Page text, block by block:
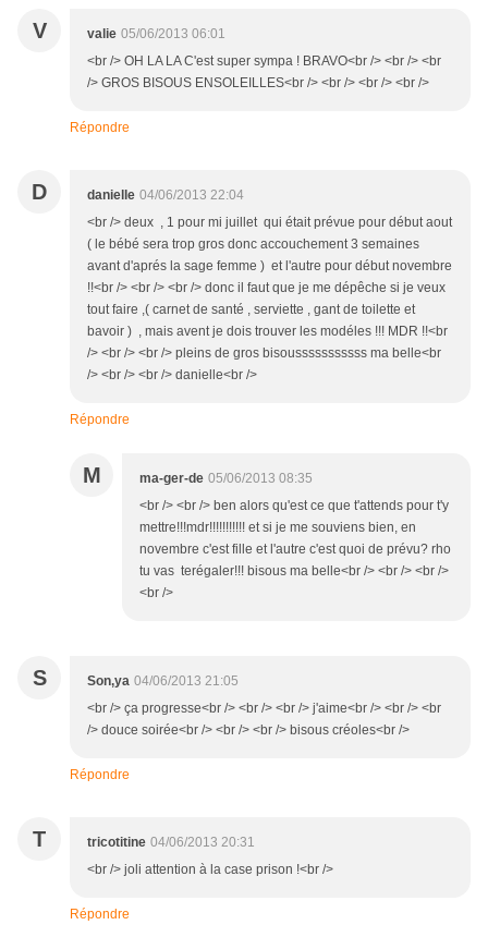
V valie 05/06/2013 06:01
<br /> OH LA LA C'est super sympa ! BRAVO<br /> <br /> <br
/> GROS BISOUS ENSOLEILLES<br /> <br /> <br /> <br />
Répondre
D danielle 04/06/2013 22:04
<br /> deux , 1 pour mi juillet qui était prévue pour début aout
( le bébé sera trop gros donc accouchement 3 semaines
avant d'aprés la sage femme ) et l'autre pour début novembre
!!<br /> <br /> <br /> donc il faut que je me dépêche si je veux
tout faire ,( carnet de santé , serviette , gant de toilette et
bavoir ) , mais avent je dois trouver les modéles !!! MDR !!<br
/> <br /> <br /> pleins de gros bisousssssssssss ma belle<br
/> <br /> <br /> danielle<br />
Répondre
M ma-ger-de 05/06/2013 08:35
<br /> <br /> ben alors qu'est ce que t'attends pour t'y
mettre!!!mdr!!!!!!!!!!! et si je me souviens bien, en
novembre c'est fille et l'autre c'est quoi de prévu? rho
tu vas terégaler!!! bisous ma belle<br /> <br /> <br />
<br />
S Son,ya 04/06/2013 21:05
<br /> ça progresse<br /> <br /> <br /> j'aime<br /> <br /> <br
/> douce soirée<br /> <br /> <br /> bisous créoles<br />
Répondre
T tricotitine 04/06/2013 20:31
<br /> joli attention à la case prison !<br />
Répondre